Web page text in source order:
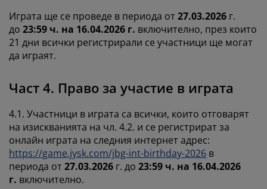
Играта ще се проведе в периода от27.03.2026 г.
до 23:59 ч. на 16.04.2026 г. включително, през които
21 дни всички регистрирали се участници ще могат
да играят.
Част 4. Право за участие в играта
4.1. Участници в играта са всички, които отговарят
на изискванията на чл. 4.2. и се регистрират за
онлайн играта на следния интернет адрес:
https://game.jysk.com/jbg-int-birthday-2026 в
периода от27.03.2026 г. до 23:59 ч. на 16.04.2026
г. включително.